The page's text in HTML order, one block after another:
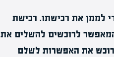
לממן את רכישתו. רכישת
לרוכשים להשלים את
את האפשרות לשלם